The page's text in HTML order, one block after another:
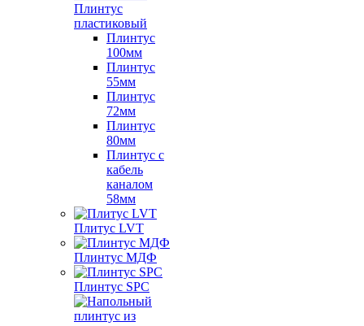
Плинтус
пластиковый
Плинтус
100мм
Плинтус
55мм
Плинтус
72мм
Плинтус
80мм
Плинтус с
кабель
каналом
58мм
Плитус LVT
Плинтус МДФ
Плинтус SPC